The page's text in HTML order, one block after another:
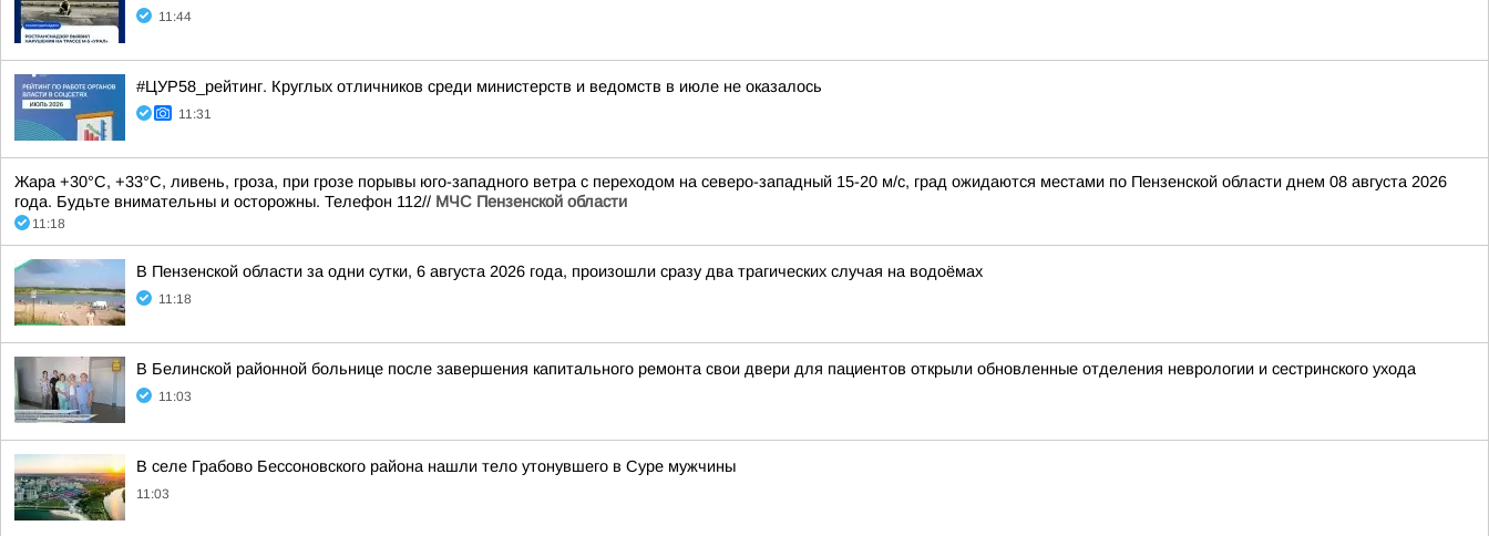
11:44
#ЦУР58_рейтинг. Круглых отличников среди министерств и ведомств в июле не оказалось
11:31
Жара +30°С, +33°С, ливень, гроза, при грозе порывы юго-западного ветра с переходом на северо-западный 15-20 м/с, град ожидаются местами по Пензенской области днем 08 августа 2026
года. Будьте внимательны и осторожны. Телефон 112// МЧС Пензенской области
11:18
В Пензенской области за одни сутки, 6 августа 2026 года, произошли сразу два трагических случая на водоёмах
11:18
В Белинской районной больнице после завершения капитального ремонта свои двери для пациентов открыли обновленные отделения неврологии и сестринского ухода
11:03
В селе Грабово Бессоновского района нашли тело утонувшего в Суре мужчины
11:03